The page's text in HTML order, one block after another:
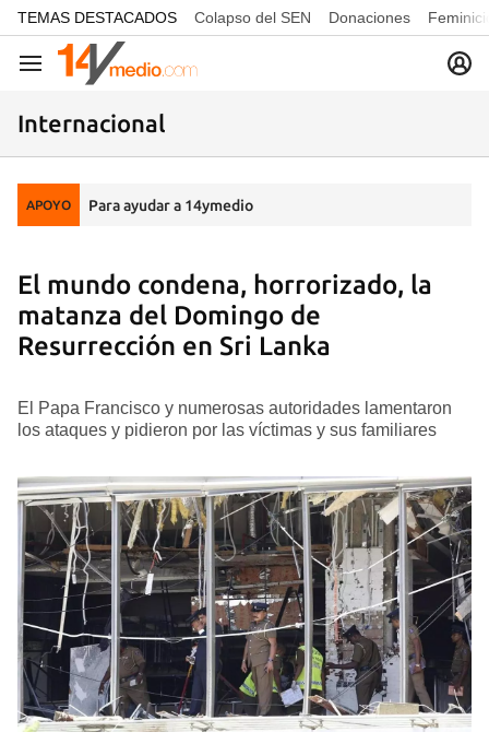
common.go-to-content
TEMAS DESTACADOS Colapso del SEN Donaciones
Navegación
Internacional
APOYO Para ayudar a 14ymedio
El mundo condena, horrorizado, la
matanza del Domingo de
Resurrección en Sri Lanka
El Papa Francisco y numerosas autoridades lamentaron
los ataques y pidieron por las víctimas y sus familiares